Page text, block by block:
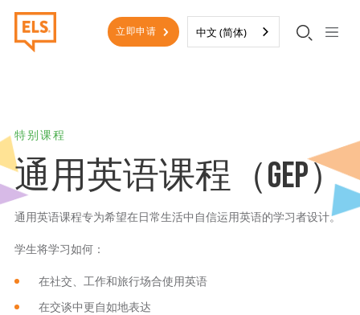
跳至主要内容
二级菜单
立即申请 中文 (简体)
特别课程
通用英语课程（GEP）
通用英语课程专为希望在日常生活中自信运用英语的学习者设计。
学生将学习如何：
在社交、工作和旅行场合使用英语
在交谈中更自如地表达